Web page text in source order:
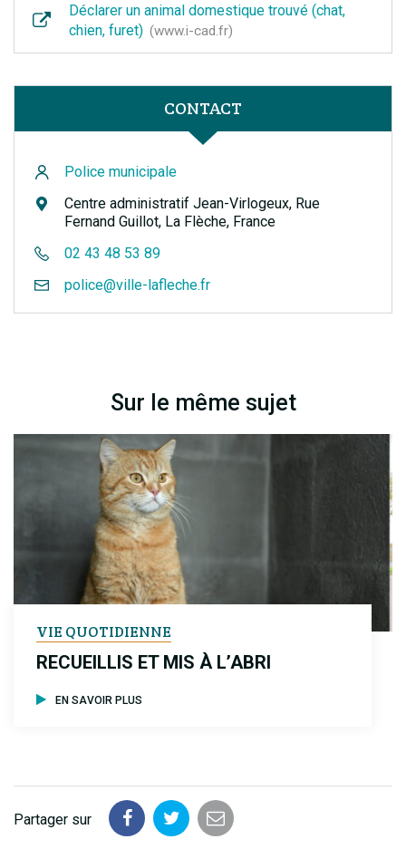
Déclarer un animal domestique trouvé (chat,
chien, furet)
www.i-cad.fr
CONTACT
Police municipale
Centre administratif Jean-Virlogeux, Rue
Fernand Guillot, La Flèche, France
02 43 48 53 89
police@ville-lafleche.fr
Sur le même sujet
VIE QUOTIDIENNE
RECUEILLIS ET MIS À L’ABRI
EN SAVOIR PLUS
Partager sur
PartagerPartagerPartager